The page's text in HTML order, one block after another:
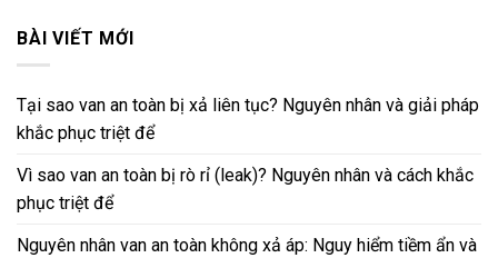
BÀI VIẾT MỚI
Tại sao van an toàn bị xả liên tục? Nguyên nhân và giải pháp
khắc phục triệt để
Vì sao van an toàn bị rò rỉ (leak)? Nguyên nhân và cách khắc
phục triệt để
Nguyên nhân van an toàn không xả áp: Nguy hiểm tiềm ẩn và